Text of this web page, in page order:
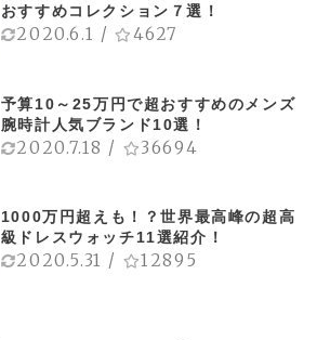
おすすめコレクション７選！
2020.6.1 / 4627
予算10～25万円で超おすすめのメンズ
腕時計人気ブランド10選！
2020.7.18 / 36694
1000万円超えも！？世界最高峰の超高
級ドレスウォッチ11選紹介！
2020.5.31 / 12895